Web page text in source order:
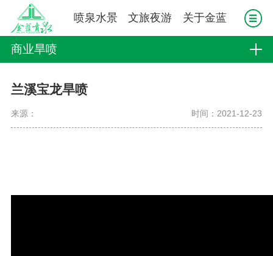
喷泉水景 文旅夜游 关于金蓝
商业旱喷
兰溪宝龙旱喷
来源： 时间：2021-12-23